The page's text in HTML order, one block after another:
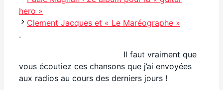
hero »
Clement Jacques et « Le Maréographe »
.
Il faut vraiment que
vous écoutiez ces chansons que j’ai envoyées
aux radios au cours des derniers jours !